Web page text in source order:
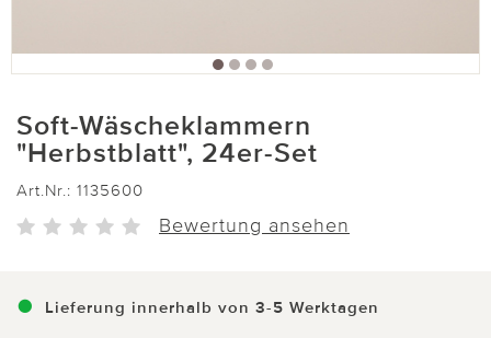
Soft-Wäscheklammern
"Herbstblatt", 24er-Set
Art.Nr.: 1135600
Bewertung ansehen
Lieferung innerhalb von 3-5 Werktagen